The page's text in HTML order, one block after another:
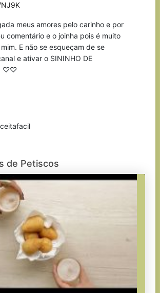
meus amores pelo carinho e por
comentário e o joinha pois é muito
E não se esqueçam de se
e ativar o SININHO DE
♡♡
de Petiscos